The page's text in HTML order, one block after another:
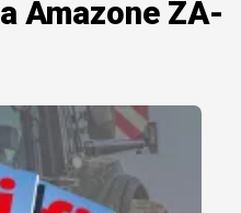
Amazone ZA-